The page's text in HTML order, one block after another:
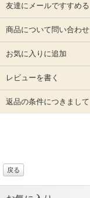
友達にメールですすめる
商品について問い合わせ
お気に入りに追加
レビューを書く
返品の条件につきまして
戻る